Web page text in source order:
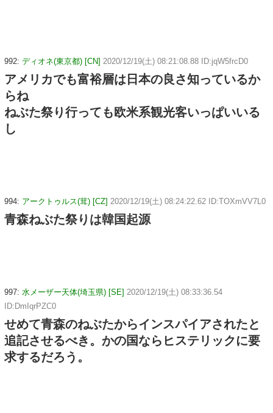
992: ディオネ(東京都) [CN] 2020/12/19(土) 08:21:08.88 ID:jqW5frcD0
アメリカでも富裕層は日本の良さ知っているか
らね
ねぶた祭り行っても欧米系観光客いっぱいいる
し
994: アークトゥルス(茸) [CZ] 2020/12/19(土) 08:24:22.62 ID:TOXmVV7L0
青森ねぶた祭りは韓国起源
997: 水メーザー天体(埼玉県) [SE] 2020/12/19(土) 08:33:36.54
ID:DmIqrPZC0
せめて青森のねぶたからインスパイアされたと
追記させるべき。かの国ならヒステリックに要
求するだろう。